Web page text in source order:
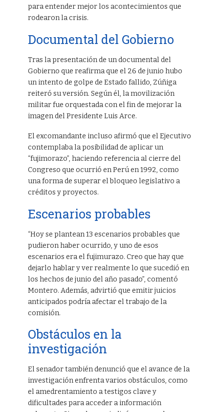
para entender mejor los acontecimientos que
rodearon la crisis.
Documental del Gobierno
Tras la presentación de un documental del
Gobierno que reafirma que el 26 de junio hubo
un intento de golpe de Estado fallido, Zúñiga
reiteró su versión. Según él, la movilización
militar fue orquestada con el fin de mejorar la
imagen del Presidente Luis Arce.
El excomandante incluso afirmó que el Ejecutivo
contemplaba la posibilidad de aplicar un
“fujimorazo”, haciendo referencia al cierre del
Congreso que ocurrió en Perú en 1992, como
una forma de superar el bloqueo legislativo a
créditos y proyectos.
Escenarios probables
“Hoy se plantean 13 escenarios probables que
pudieron haber ocurrido, y uno de esos
escenarios era el fujimurazo. Creo que hay que
dejarlo hablar y ver realmente lo que sucedió en
los hechos de junio del año pasado”, comentó
Montero. Además, advirtió que emitir juicios
anticipados podría afectar el trabajo de la
comisión.
Obstáculos en la
investigación
El senador también denunció que el avance de la
investigación enfrenta varios obstáculos, como
el amedrentamiento a testigos clave y
dificultades para acceder a información